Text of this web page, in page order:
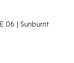
06 | Sunburnt